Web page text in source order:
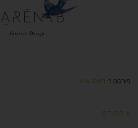
פורסם ב: משהו אישי
« הקודם